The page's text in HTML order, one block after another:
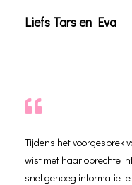
Liefs Tars en Eva
Tijdens het voorgesprek
wist met haar oprechte
snel genoeg informatie